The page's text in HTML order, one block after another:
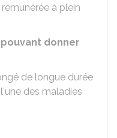
à plein
donner
de longue durée
des maladies